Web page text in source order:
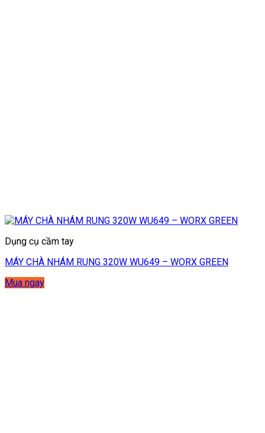
Dụng cụ cầm tay
MÁY CHÀ NHÁM RUNG 320W WU649 – WORX GREEN
Mua ngay